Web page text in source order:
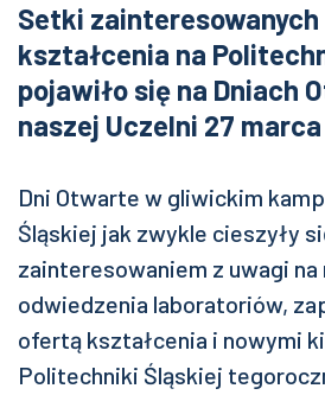
Setki
kształcenia na
pojawiło się na Dniach
naszej Uczelni 27
Dni Otwarte w gliwickim
Śląskiej jak zwykle cieszyły
zainteresowaniem z uwagi
odwiedzenia laboratoriów,
ofertą kształcenia i nowymi
Politechniki Śląskiej